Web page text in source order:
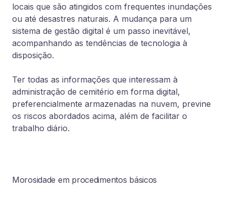
locais que são atingidos com frequentes inundações
ou até desastres naturais. A mudança para um
sistema de gestão digital é um passo inevitável,
acompanhando as tendências de tecnologia à
disposição.
Ter todas as informações que interessam à
administração de cemitério em forma digital,
preferencialmente armazenadas na nuvem, previne
os riscos abordados acima, além de facilitar o
trabalho diário.
Morosidade em procedimentos básicos